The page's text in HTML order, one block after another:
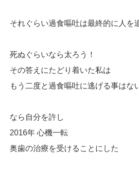
それぐらい過食嘔吐は最終的に人を
死ぬぐらいなら太ろう！
その答えにたどり着いた私は
もう二度と過食嘔吐に逃げる事はな
なら自分を許し
2016年 心機一転
奥歯の治療を受けることにした